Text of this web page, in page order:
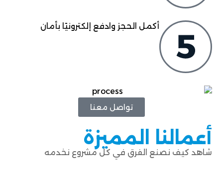
أكمل الحجز وادفع إلكترونيًا بأمان
تواصل معنا
أعمالنا المميزة
شاهد كيف نصنع الفرق في كل مشروع نخدمه